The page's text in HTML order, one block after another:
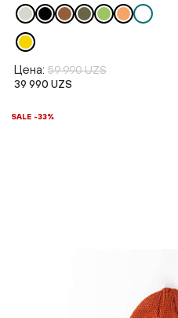
Цена: 59 990 UZS
39 990 UZS
SALE -33%